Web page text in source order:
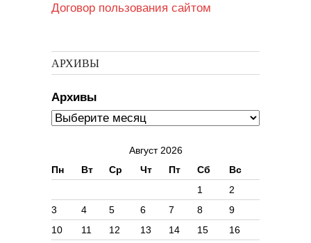
Договор пользования сайтом
АРХИВЫ
Архивы
Август 2026
Пн
Вт Ср Чт Пт Сб Вс
1
2
3
4 5 6 7 8
9
10
11 12 13 14 15
16